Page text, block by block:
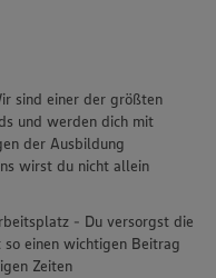
sind einer der größten
und werden dich mit
der Ausbildung
wirst du nicht allein
- Du versorgst die
einen wichtigen Beitrag
Zeiten